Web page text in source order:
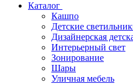
Каталог
Кашпо
Детские
Дизайнерская
Интерьерный свет
Зонирование
Шары
Уличная мебель